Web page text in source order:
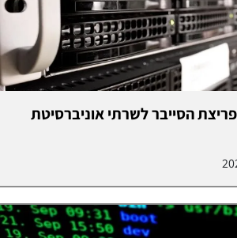
הסייבר לשרתי אוניברסיטת